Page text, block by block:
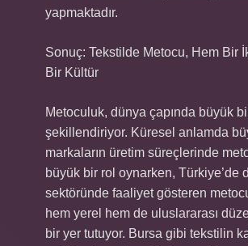
yapmaktadır.
Sonuç: Tekstilde Metocu, Hem Bir
Bir Kültür
Metoculuk, dünya çapında büyük
şekillendiriyor. Küresel anlamda
markaların üretim süreçlerinde
büyük bir rol oynarken, Türkiye’de
sektöründe faaliyet gösteren
hem yerel hem de uluslararası
bir yer tutuyor. Bursa gibi tekstilin